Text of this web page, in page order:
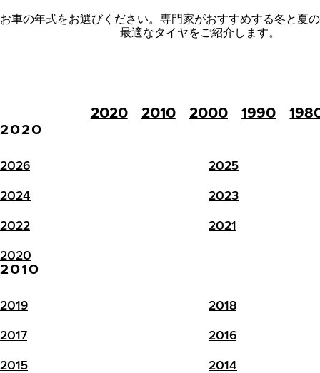
お車の年式をお選びください。 専門家がおすすめする冬と夏
最適なタイヤをご紹介します。
2020 2010 2000 1990
2020
2026 2025
2024 2023
2022 2021
2020
2010
2019 2018
2017 2016
2015 2014